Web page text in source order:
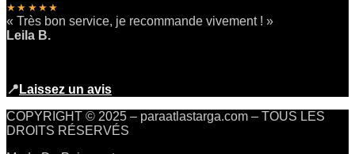
★★★★★
« Très bon service, je recommande vivement ! »
Leila B.
📍 Laissez un avis
COPYRIGHT © 2025 – paraatlastarga.com – TOUS LES
DROITS RÉSERVÉS